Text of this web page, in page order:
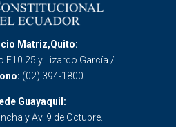
Matriz,Quito:
E10 25 y Lizardo García /
(02) 394-1800
Guayaquil:
y Av. 9 de Octubre.